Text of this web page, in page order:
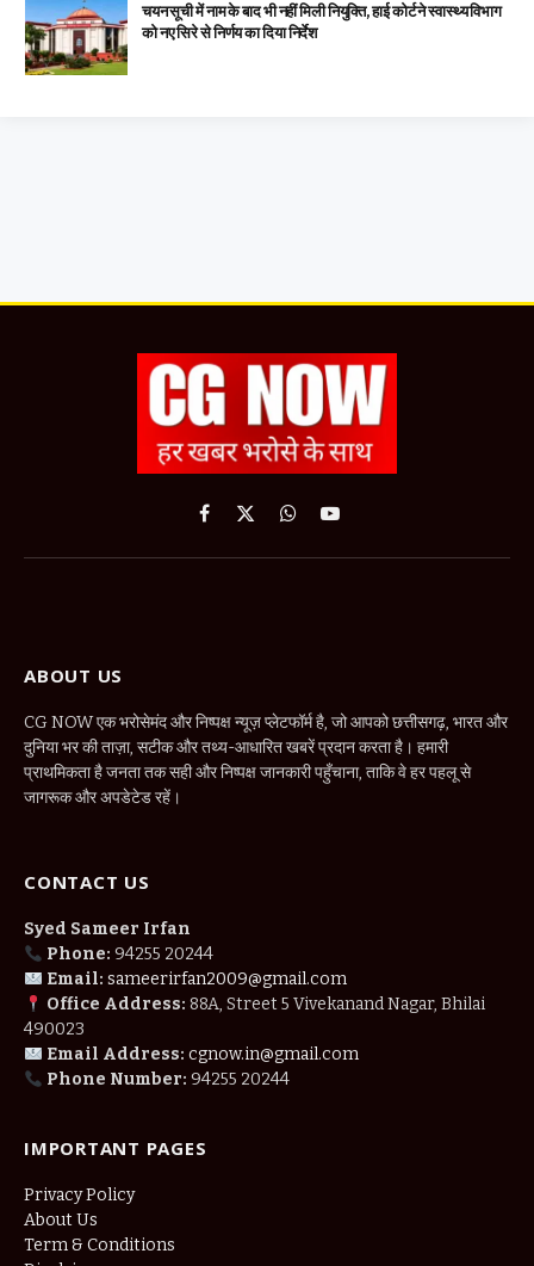
चयन सूची में नाम के बाद भी नहीं मिली नियुक्ति, हाई कोर्ट ने स्वास्थ्य विभाग
को नए सिरे से निर्णय का दिया निर्देश
Facebook
X
WhatsApp
YouTube
ABOUT US
CG NOW एक भरोसेमंद और निष्पक्ष न्यूज़ प्लेटफॉर्म है, जो आपको छत्तीसगढ़, भारत और
दुनिया भर की ताज़ा, सटीक और तथ्य-आधारित खबरें प्रदान करता है। हमारी
प्राथमिकता है जनता तक सही और निष्पक्ष जानकारी पहुँचाना, ताकि वे हर पहलू से
जागरूक और अपडेटेड रहें।
CONTACT US
Syed Sameer Irfan
Phone: 94255 20244
Email: sameerirfan2009@gmail.com
Office Address: 88A, Street 5 Vivekanand Nagar, Bhilai
490023
Email Address: cgnow.in@gmail.com
Phone Number: 94255 20244
IMPORTANT PAGES
Privacy Policy
About Us
Term & Conditions